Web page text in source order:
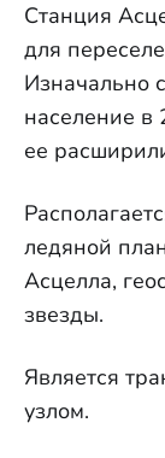
Станция
для
Изначально
население в
ее
ледяной
Асцелла,
звезды.
Является
узлом.